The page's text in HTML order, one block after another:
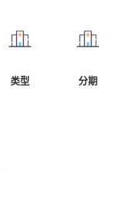
类型 分期